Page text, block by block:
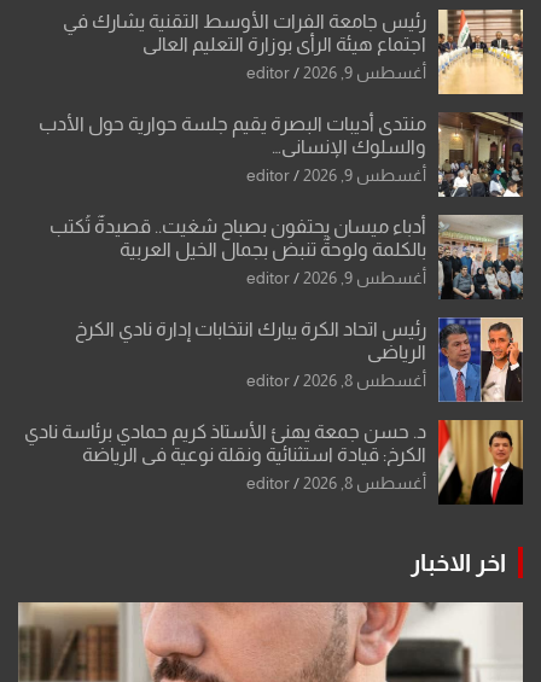
رئيس جامعة الفرات الأوسط التقنية يشارك في
اجتماع هيئة الرأي بوزارة التعليم العالي
أغسطس 9, 2026 editor
منتدى أديبات البصرة يقيم جلسة حوارية حول الأدب
والسلوك الإنساني…
أغسطس 9, 2026 editor
أدباء ميسان يحتفون بصباح شغيت.. قصيدةٌ تُكتب
بالكلمة ولوحةٌ تنبض بجمال الخيل العربية
أغسطس 9, 2026 editor
رئيس اتحاد الكرة يبارك انتخابات إدارة نادي الكرخ
الرياضي
أغسطس 8, 2026 editor
د. حسن جمعة يهنئ الأستاذ كريم حمادي برئاسة نادي
الكرخ: قيادة استثنائية ونقلة نوعية في الرياضة
العراقية
أغسطس 8, 2026 editor
اخر الاخبار